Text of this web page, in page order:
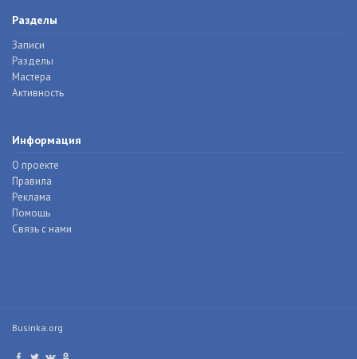
Разделы
Записи
Разделы
Мастера
Активность
Информация
О проекте
Правила
Реклама
Помощь
Связь с нами
Businka.org